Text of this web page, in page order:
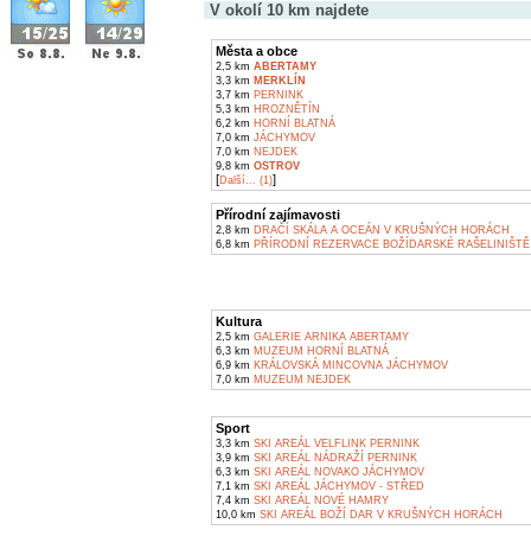
V okolí 10 km najdete
Města a obce
2,5 km ABERTAMY
3,3 km MERKLÍN
3,7 km PERNINK
5,3 km HROZNĚTÍN
6,2 km HORNÍ BLATNÁ
7,0 km JÁCHYMOV
7,0 km NEJDEK
9,8 km OSTROV
[Další... (1)]
Přírodní zajímavosti
2,8 km DRAČÍ SKÁLA A OCEÁN V KRUŠNÝCH HORÁCH
6,8 km PŘÍRODNÍ REZERVACE BOŽÍDARSKÉ
Kultura
2,5 km GALERIE ARNIKA ABERTAMY
6,3 km MUZEUM HORNÍ BLATNÁ
6,9 km KRÁLOVSKÁ MINCOVNA JÁCHYMOV
7,0 km MUZEUM NEJDEK
Sport
3,3 km SKI AREÁL VELFLINK PERNINK
3,9 km SKI AREÁL NÁDRAŽÍ PERNINK
6,3 km SKI AREÁL NOVAKO JÁCHYMOV
7,1 km SKI AREÁL JÁCHYMOV - STŘED
7,4 km SKI AREÁL NOVÉ HAMRY
10,0 km SKI AREÁL BOŽÍ DAR V KRUŠNÝCH HORÁCH